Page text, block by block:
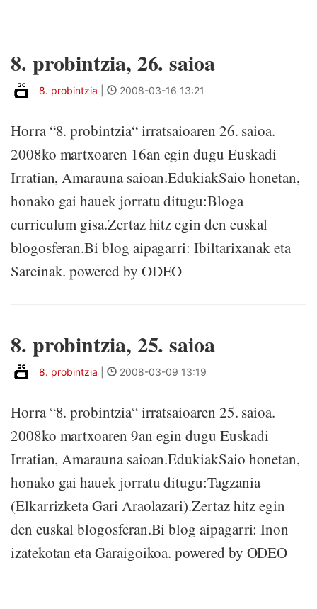
8. probintzia, 26. saioa
8. probintzia 2008-03-16 13:21
Horra “8. probintzia“ irratsaioaren 26. saioa.
2008ko martxoaren 16an egin dugu Euskadi
Irratian, Amarauna saioan.EdukiakSaio honetan,
honako gai hauek jorratu ditugu:Bloga
curriculum gisa.Zertaz hitz egin den euskal
blogosferan.Bi blog aipagarri: Ibiltarixanak eta
Sareinak. powered by ODEO
8. probintzia, 25. saioa
8. probintzia 2008-03-09 13:19
Horra “8. probintzia“ irratsaioaren 25. saioa.
2008ko martxoaren 9an egin dugu Euskadi
Irratian, Amarauna saioan.EdukiakSaio honetan,
honako gai hauek jorratu ditugu:Tagzania
(Elkarrizketa Gari Araolazari).Zertaz hitz egin
den euskal blogosferan.Bi blog aipagarri: Inon
izatekotan eta Garaigoikoa. powered by ODEO